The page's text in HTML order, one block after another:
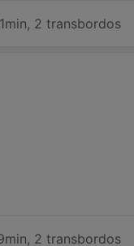
, 2 transbordos
, 2 transbordos